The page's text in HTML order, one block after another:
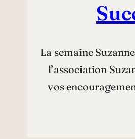
La semaine
l’association
vos